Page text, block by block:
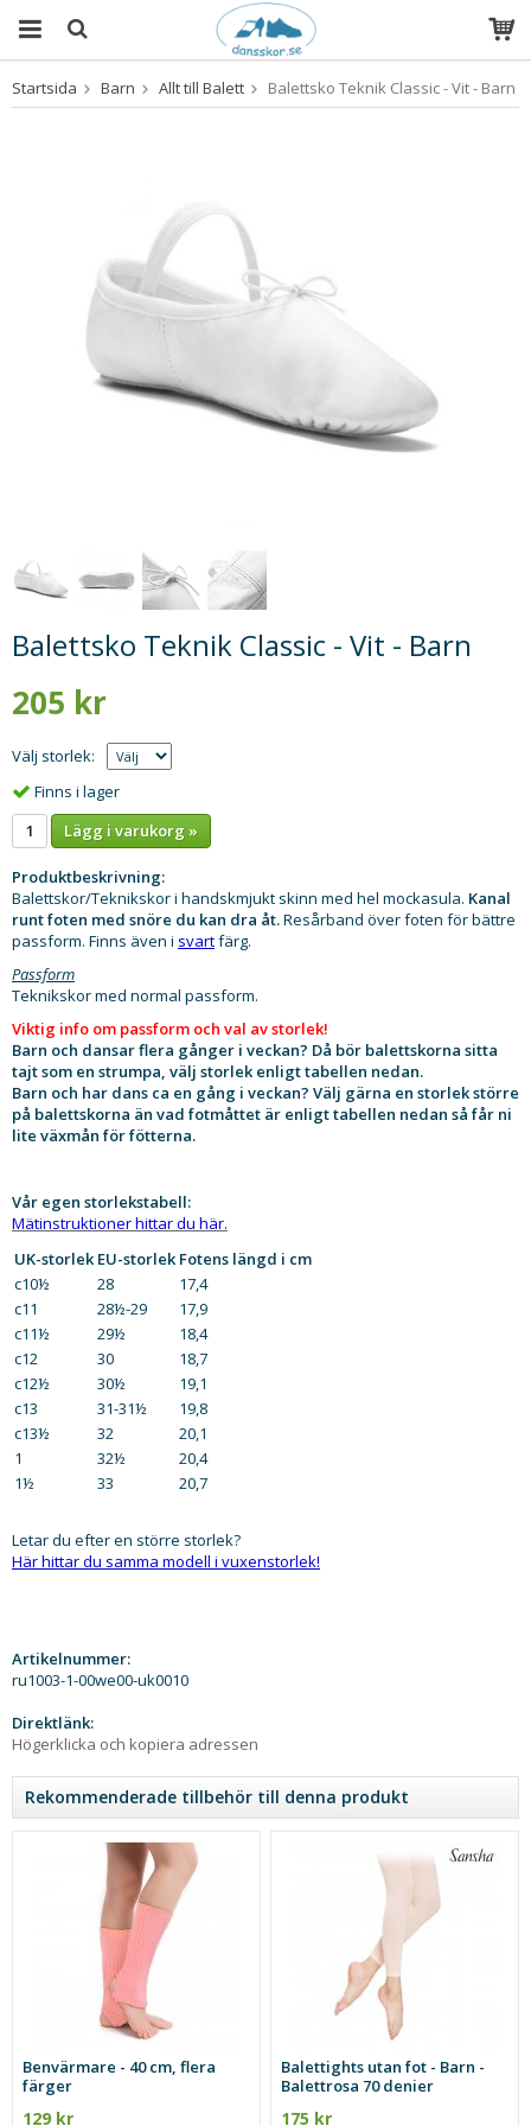
Produkten har blivit tillagd i varukorgen
Startsida Barn Allt till Balett Balettsko Teknik Classic - Vit - Barn
Balettsko Teknik Classic - Vit - Barn
205 kr
Välj storlek:
Finns i lager
Lägg i varukorg »
Produktbeskrivning:
Balettskor/Teknikskor i handskmjukt skinn med hel mockasula. Kanal
runt foten med snöre du kan dra åt.Resårband över foten för bättre
passform. Finns även i svartfärg.
Passform
Teknikskor med normal passform.
Viktig info om passform och val av storlek!
Barn och dansar flera gånger i veckan? Då bör balettskorna sitta
tajt som en strumpa, välj storlek enligt tabellen nedan.
Barn och har dans ca en gång i veckan? Välj gärna en storlek större
på balettskorna än vad fotmåttet är enligt tabellen nedan så får ni
lite växmån för fötterna.
Vår egen storlekstabell:
Mätinstruktioner hittar du här.
UK-storlek EU-storlek Fotens längd i cm
c10½
28
17,4
c11
28½-29
17,9
c11½
29½
18,4
c12
30
18,7
c12½
30½
19,1
c13
31-31½
19,8
c13½
32
20,1
1
32½
20,4
1½
33 20,7
Letar du efter en större storlek?
Här hittar du samma modell i vuxenstorlek!
Artikelnummer:
ru1003-1-00we00-uk0010
Direktlänk:
Högerklicka och kopiera adressen
Rekommenderade tillbehör till denna produkt
Benvärmare - 40 cm, flera
färger
129 kr
Balettights utan fot - Barn -
Balettrosa 70 denier
175 kr